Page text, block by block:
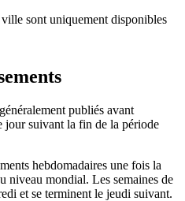
ville sont uniquement disponibles
publiés avant
suivant la fin de la période
hebdomadaires une fois la
niveau mondial. Les semaines de
et se terminent le jeudi suivant.